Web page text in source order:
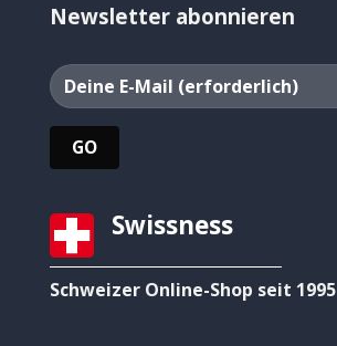
Newsletter abonnieren
Swissness
Schweizer Online-Shop seit 1995